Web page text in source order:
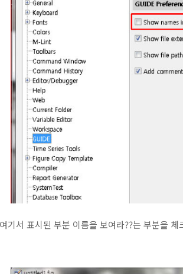
기서 표시된 부분 이름을 보여라??는 부분을 체